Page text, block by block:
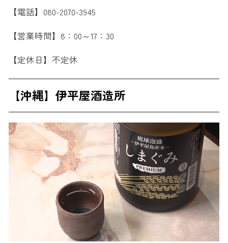
【電話】080-2070-3945
【営業時間】8：00～17：30
【定休日】不定休
【沖縄】伊平屋酒造所